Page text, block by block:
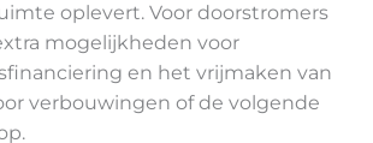
oplevert. Voor doorstromers
mogelijkheden voor
en het vrijmaken van
verbouwingen of de volgende